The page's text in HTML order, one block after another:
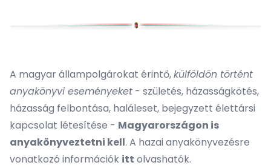
A magyar állampolgárokat érintő,külföldön történt
anyakönyvi eseményeket - születés, házasságkötés,
házasság felbontása, haláleset, bejegyzett élettársi
kapcsolat létesítése - Magyarországon is
anyakönyveztetni kell. A hazai anyakönyvezésre
vonatkozó információk itt olvashatók.